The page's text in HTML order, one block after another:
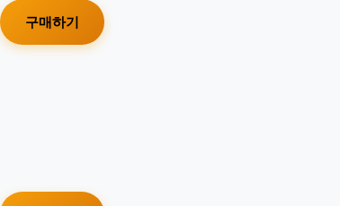
구매하기